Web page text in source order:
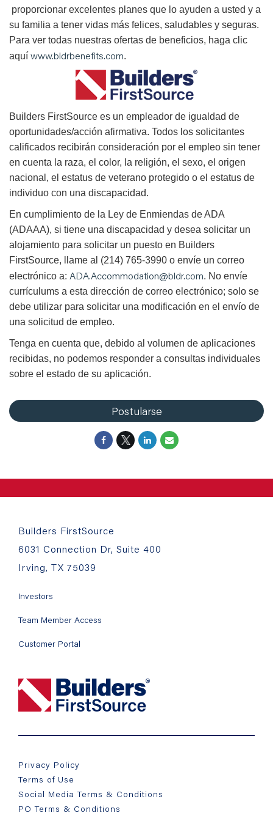
proporcionar excelentes planes que lo ayuden a usted y a
su familia a tener vidas más felices, saludables y seguras.
Para ver todas nuestras ofertas de beneficios, haga clic
aquí www.bldrbenefits.com.
Builders FirstSource es un empleador de igualdad de
oportunidades/acción afirmativa. Todos los solicitantes
calificados recibirán consideración por el empleo sin tener
en cuenta la raza, el color, la religión, el sexo, el origen
nacional, el estatus de veterano protegido o el estatus de
individuo con una discapacidad.
En cumplimiento de la Ley de Enmiendas de ADA
(ADAAA), si tiene una discapacidad y desea solicitar un
alojamiento para solicitar un puesto en Builders
FirstSource, llame al (214) 765-3990 o envíe un correo
electrónico a: ADA.Accommodation@bldr.com. No envíe
currículums a esta dirección de correo electrónico; solo se
debe utilizar para solicitar una modificación en el envío de
una solicitud de empleo.
Tenga en cuenta que, debido al volumen de aplicaciones
recibidas, no podemos responder a consultas individuales
sobre el estado de su aplicación.
Postularse
Builders FirstSource
6031 Connection Dr, Suite 400
Irving, TX 75039
Investors
Team Member Access
Customer Portal
Privacy Policy
Terms of Use
Social Media Terms & Conditions
PO Terms & Conditions